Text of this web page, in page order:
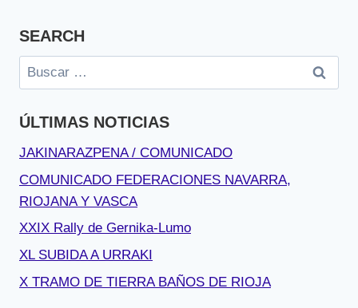
SEARCH
Buscar:
ÚLTIMAS NOTICIAS
JAKINARAZPENA / COMUNICADO
COMUNICADO FEDERACIONES NAVARRA,
RIOJANA Y VASCA
XXIX Rally de Gernika-Lumo
XL SUBIDA A URRAKI
X TRAMO DE TIERRA BAÑOS DE RIOJA